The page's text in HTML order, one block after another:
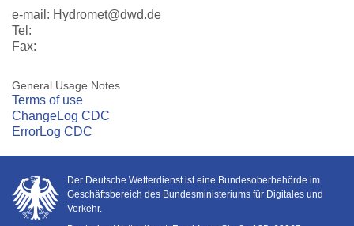
e-mail: Hydromet@dwd.de
Tel:
Fax:
General Usage Notes
Terms of use
ChangeLog CDC
ErrorLog CDC
Der Deutsche Wetterdienst ist eine Bundesoberbehörde im
Geschäftsbereich des Bundesministeriums für Digitales und
Verkehr.